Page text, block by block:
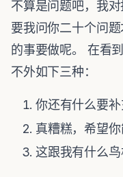
不算是问题吧，我
要我问你二十个问
的事要做呢。 在看
不外如下三种：
你还有什么要补
真糟糕，希望你
这跟我有什么鸟